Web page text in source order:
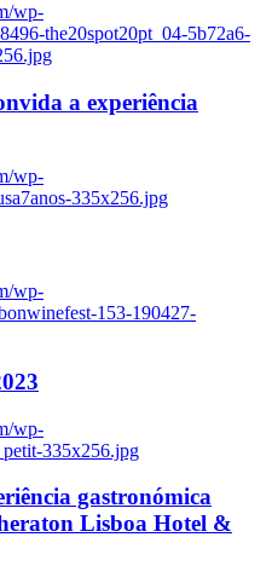
wp-
the20spot20pt_04-5b72a6-
a experiência
wp-
335x256.jpg
wp-
153-190427-
wp-
335x256.jpg
gastronómica
Lisboa Hotel &